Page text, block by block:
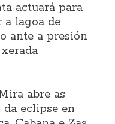
actuará para
a lagoa de
ante a presión
abre as
da eclipse en